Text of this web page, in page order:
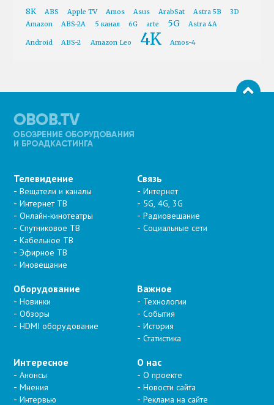
8K ABS Apple TV Amos Asus ArabSat Astra 5B
3D
Amazon
ABS-2A 5 канал 6G arte 5G Astra 4A
Android ABS-2 Amazon Leo 4K Amos-4
Телевидение
Вещатели и каналы
Интернет ТВ
Онлайн-кинотеатры
Спутниковое ТВ
Кабельное ТВ
Эфирное ТВ
Иновещание
Связь
Интернет
5G, 4G, 3G
Радиовещание
Социальные сети
Оборудование
Новинки
Обзоры
HDMI оборудование
Важное
Технологии
События
История
Статистика
Интересное
Анонсы
Мнения
Интервью
О нас
О проекте
Новости сайта
Реклама на сайте